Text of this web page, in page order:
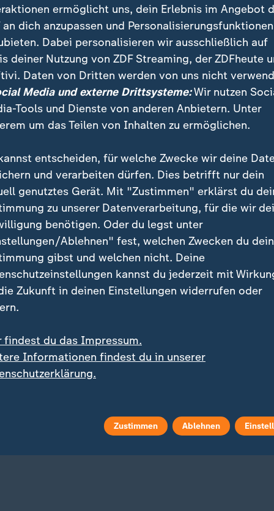
| heute 19:00 Uhr:
statt Theater
1:49
Nachrichten | heute 19:00 Uhr:
Welttag des Bieres:
unter Druck
Video 1:33
Sieg gegen Bochum:
BSC jubelt zum
Liveblog
ermöglicht uns, dein Erlebnis im Angebot
an dich anzupassen und Personalisierungsfunktionen
Dabei personalisieren wir ausschließlich auf
deiner Nutzung von ZDF Streaming, der ZDFheute
Daten von Dritten werden von uns nicht
Media und externe Drittsysteme:Wir nutzen
Tools und Dienste von anderen Anbietern. Unter
um das Teilen von Inhalten zu ermöglichen.
entscheiden, für welche Zwecke wir deine
und verarbeiten dürfen. Dies betrifft nur dein
genutztes Gerät. Mit "Zustimmen" erklärst du
zu unserer Datenverarbeitung, für die wir
benötigen. Oder du legst unter
Ablehnen" fest, welchen Zwecken du
gibst und welchen nicht. Deine
kannst du jederzeit mit
Zukunft in deinen Einstellungen widerrufen oder
findest du das Impressum.
Informationen findest du in unserer
Zustimmen Ablehnen